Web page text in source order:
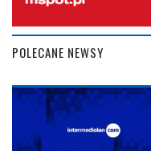
POLECANE NEWSY